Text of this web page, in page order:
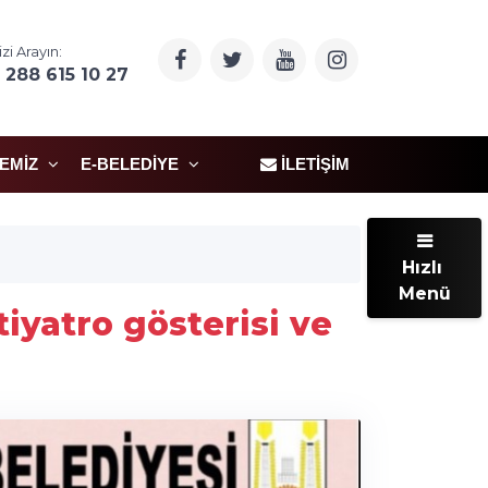
Arayın:
288 615 10 27
E-BELEDIYE İLETIŞIM
gösterisi ve
Hızlı
Menü